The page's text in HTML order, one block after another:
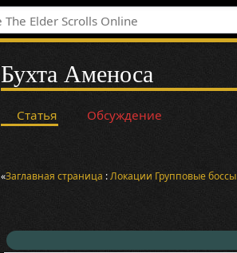
Бухта Аменоса
Статья Обсуждение
«Заглавная страница :Локации Групповые боссы